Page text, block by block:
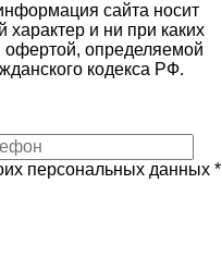
сайта носит
и ни при каких
офертой, определяемой
кодекса РФ.
персональных данных *